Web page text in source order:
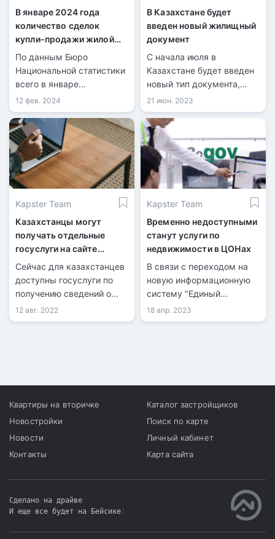
В январе 2024 года
количество сделок
купли-продажи жилой
недвижимости
уменьшилось на 16,1%
По данным Бюро
Национальной статистики
всего в январе
количество
зарегистрированных
сделок купли-продажи
жилья составило 31 713,
из них 6 068 по
индивидуальным домам и
25 645 по квартирам в
многоквартирных домах.
12 фев. 2024
В Казахстане будет
введен новый жилищный
документ
С начала июля в
Казахстане будет введен
новый тип документа,
известный как
кадастровый паспорт,
который заменит госакты
и техпаспорта для
недвижимости.
21 июн. 2023
Kapster Team
Казахстанцы могут
получать отдельные
госуслуги на сайте
Первого кредитного
бюро
Сейчас для казахстанцев
доступны госуслуги по
получению сведений о
зарегистрированных
правах (обременениях) на
всем правилам оказания
государственных услуг
Республики Казахстан.
12 авг. 2022
Kapster Team
Временно недоступными
станут услуги по
недвижимости в ЦОНах
В связи с переходом на
новую информационную
систему "Единый
государственный кадастр
недвижимости", прием
18 апр. 2023
Квартиры на вторичке
Новостройки
Новости
Контакты
Каталог застройщиков
Поиск по карте
Личный кабинет
Карта сайта
Сделано на драйве
И еще все будет на Бейсике